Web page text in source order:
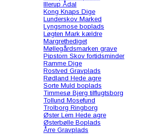
Illerup Ådal
Kong Knaps Dige
Lunderskov Marked
Lyngsmose boplads
Løgten Mark kældre
Margrethediget
Møllegårdsmarken grave
Pipstorn Skov fortidsminder
Ramme Dige
Rostved Gravplads
Rødland Hede agre
Sorte Muld boplads
Timmesø Bjerg tilflugtsborg
Tollund Mosefund
Trolborg Ringborg
Øster Lem Hede agre
Østerbølle Boplads
Årre Gravplads